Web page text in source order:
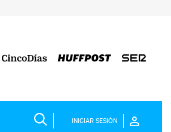
INICIAR SESIÓN